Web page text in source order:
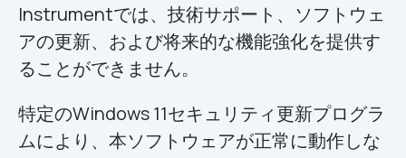
Instrumentでは、技術サポート、ソフトウェ
アの更新、および将来的な機能強化を提供す
ることができません。
特定のWindows 11セキュリティ更新プログラ
ムにより、本ソフトウェアが正常に動作しな